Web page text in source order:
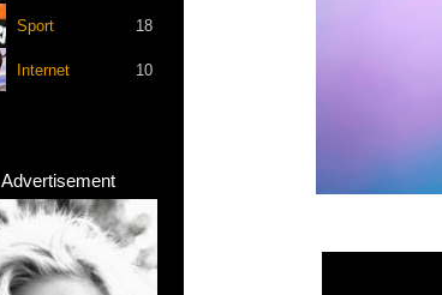
Sport 18
Internet 10
Advertisement